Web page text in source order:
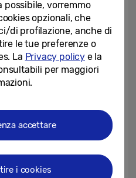
Galaxy S20 Ultra...
2020
Galaxy S20 FE arriva
in Italia con una promozione
in 8K: riscopri l’Italia nei
a favore dell’estate...
07-2020
possibile, vorremmo
opzionali, che
di profilazione, anche di
le tue preferenze o
La Privacy policye la
per maggiori
accettare
i cookies